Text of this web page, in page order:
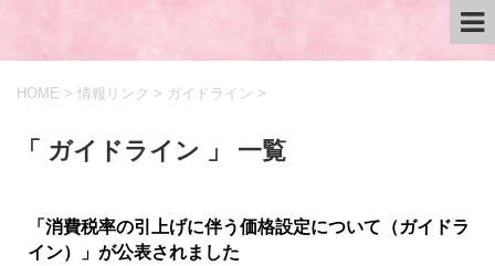
HOME > 情報リンク > ガイドライン >
「 ガイドライン 」 一覧
「消費税率の引上げに伴う価格設定について（ガイドラ
イン）」が公表されました